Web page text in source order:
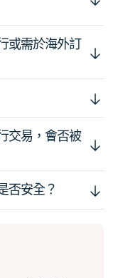
或需於海外訂
交易，會否被
否安全？